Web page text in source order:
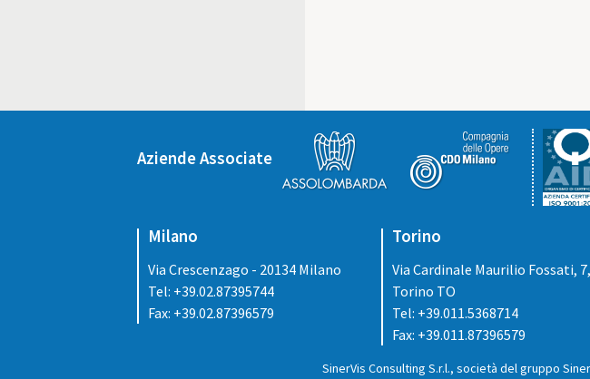
Aziende Associate
Milano
Via Crescenzago - 20134 Milano
Tel: +39.02.87395744
Fax: +39.02.87396579
Torino
Via Cardinale Maurilio Fossati,
Torino TO
Tel: +39.011.5368714
Fax: +39.011.87396579
SinerVis Consulting S.r.l., società del gruppo